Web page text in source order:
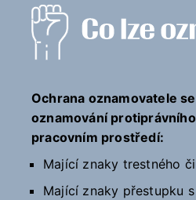
Ochrana oznamovatele
oznamování
pracovním prostředí:
Mající znaky trestného
Mající znaky přestupku